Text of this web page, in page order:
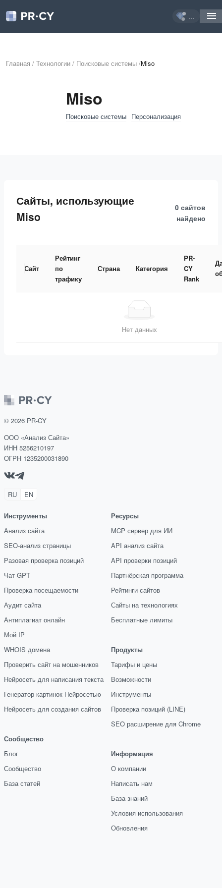
...
Главная / Технологии / Поисковые системы /Miso
Miso
Поисковые системы Персонализация
Сайты, использующие
Miso
0 сайтов
найдено
Сайт
Рейтинг
по
трафику
Страна Категория
PR-
CY
Rank
Нет данных
© 2026 PR-CY
ООО «Анализ Сайта»
ИНН 5256210197
ОГРН 1235200031890
RU EN
Инструменты
Анализ сайта
SEO-анализ страницы
Разовая проверка позиций
Чат GPT
Проверка посещаемости
Аудит сайта
Антиплагиат онлайн
Мой IP
WHOIS домена
Проверить сайт на мошенников
Нейросеть для написания текста
Генератор картинок Нейросетью
Нейросеть для создания сайтов
Сообщество
Блог
Сообщество
База статей
Ресурсы
MCP сервер для ИИ
API анализ сайта
API проверки позиций
Партнёрская программа
Рейтинги сайтов
Сайты на технологиях
Бесплатные лимиты
Продукты
Тарифы и цены
Возможности
Инструменты
Проверка позиций (LINE)
SEO расширение для Chrome
Информация
О компании
Написать нам
База знаний
Условия использования
Обновления